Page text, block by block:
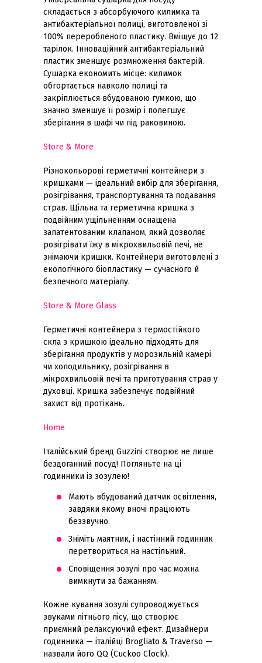
складається з абсорбуючого килимка та
антибактеріальної полиці, виготовленої зі
100% переробленого пластику. Вміщує до 12
тарілок. Інноваційний антибактеріальний
пластик зменшує розмноження бактерій.
Сушарка економить місце: килимок
обгортається навколо полиці та
закріплюється вбудованою гумкою, що
значно зменшує її розмір і полегшує
зберігання в шафі чи під раковиною.
Store & More
Різнокольорові герметичні контейнери з
кришками — ідеальний вибір для зберігання,
розігрівання, транспортування та подавання
страв. Щільна та герметична кришка з
подвійним ущільненням оснащена
запатентованим клапаном, який дозволяє
розігрівати їжу в мікрохвильовій печі, не
знімаючи кришки. Контейнери виготовлені з
екологічного біопластику — сучасного й
безпечного матеріалу.
Store & More Glass
Герметичні контейнери з термостійкого
скла з кришкою ідеально підходять для
зберігання продуктів у морозильній камері
чи холодильнику, розігрівання в
мікрохвильовій печі та приготування страв у
духовці. Кришка забезпечує подвійний
захист від протікань.
Home
Італійський бренд Guzzini створює не лише
бездоганний посуд! Погляньте на ці
годинники із зозулею!
Мають вбудований датчик освітлення,
завдяки якому вночі працюють
беззвучно.
Зніміть маятник, і настінний годинник
перетвориться на настільний.
Сповіщення зозулі про час можна
вимкнути за бажанням.
Кожне кування зозулі супроводжується
звуками літнього лісу, що створює
приємний релаксуючий ефект. Дизайнери
годинника — італійці Brogliato & Traverso —
назвали його QQ (Cuckoo Clock).